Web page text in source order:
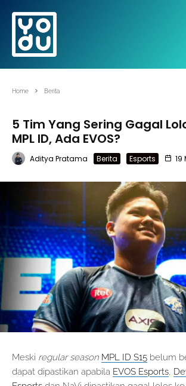
Home Berita
5 Tim Yang Sering Gagal
MPL ID, Ada EVOS?
Aditya Pratama Berita Esports 19
Meski regular season MPL ID S15 belum
dapat dipastikan apabila EVOS Esports,